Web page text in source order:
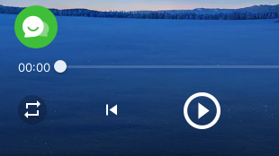
على كل المخلوقات أن تطيعه،
III
00:00